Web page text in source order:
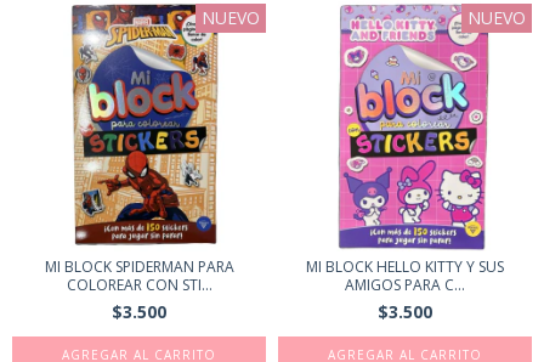
NUEVO
MI BLOCK SPIDERMAN PARA
COLOREAR CON STI...
$3.500
NUEVO
MI BLOCK HELLO KITTY Y SUS
AMIGOS PARA C...
$3.500